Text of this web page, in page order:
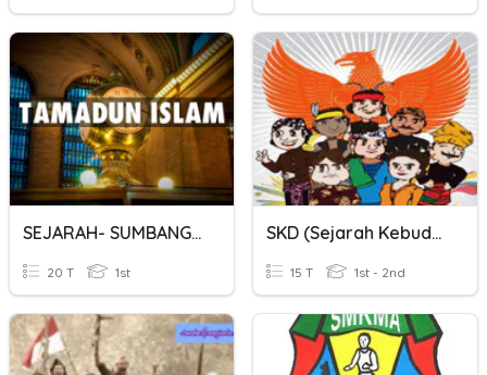
SEJARAH- SUMBANGAN TAMADUN ISLAM KEPADA DUNIA
20 T 1st
SKD (Sejarah Kebudayaan Dunia) Kelas 2
15 T 1st - 2nd